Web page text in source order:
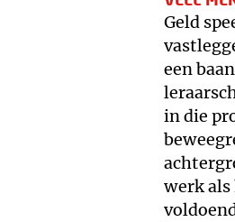
Geld
een
in die
werk